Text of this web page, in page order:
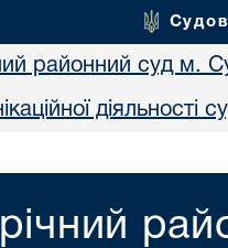
районний суд м.
діяльності